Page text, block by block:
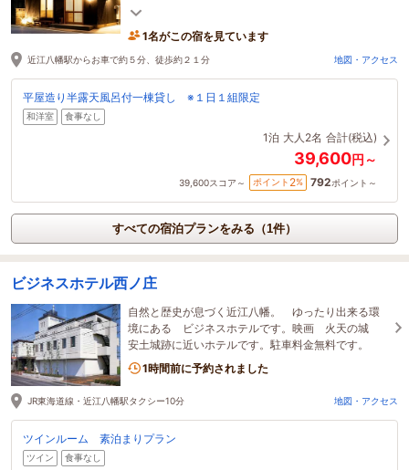
る上質な空間を是非お楽しみください。
1名がこの宿を見ています
近江八幡駅からお車で約５分、徒歩約２１分 地図・アクセス
平屋造り半露天風呂付一棟貸し ※１日１組限定
和洋室 食事なし
1泊 大人2名 合計(税込)
39,600円～
39,600スコア～ ポイント 2% 792ポイント～
すべての宿泊プランをみる（1件）
ビジネスホテル西ノ庄
自然と歴史が息づく近江八幡。 ゆったり出来る環
境にある ビジネスホテルです。映画 火天の城
安土城跡に近いホテルです。駐車料金無料です。
1時間前に予約されました
JR東海道線・近江八幡駅タクシー10分 地図・アクセス
ツインルーム 素泊まりプラン
ツイン 食事なし